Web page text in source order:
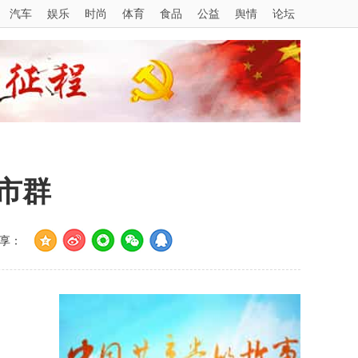
汽车 娱乐 时尚 体育 食品 公益 舆情 论坛
群
：